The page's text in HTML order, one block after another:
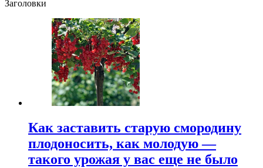
Заголовки
Как заставить старую смородину
плодоносить, как молодую —
такого урожая у вас еще не было